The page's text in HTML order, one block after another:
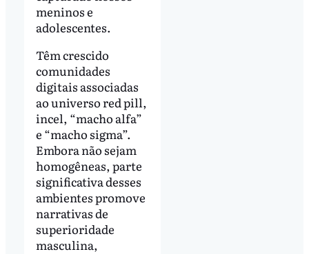
meninos e
adolescentes.
Têm crescido
comunidades
digitais associadas
ao universo red pill,
incel, “macho alfa”
e “macho sigma”.
Embora não sejam
homogêneas, parte
significativa desses
ambientes promove
narrativas de
superioridade
masculina,